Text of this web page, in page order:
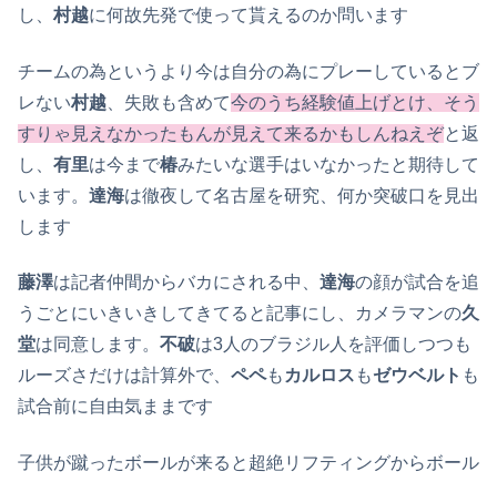
し、 村越に何故先発で使って貰えるのか問います
チームの為というより今は自分の為にプレーしているとブ
レない村越 、失敗も含めて今のうち経験値上げとけ、そう
すりゃ見えなかったもんが見えて来るかもしんねえぞと返
し、 有里は今まで椿みたいな選手はいなかったと期待して
います。 達海は徹夜して名古屋を研究、何か突破口を見出
します
藤澤は記者仲間からバカにされる中、 達海の顔が試合を追
うごとにいきいきしてきてると記事にし、カメラマンの久
堂は同意します。 不破は3人のブラジル人を評価しつつも
ルーズさだけは計算外で、 ペペも カルロス もゼウベルト も
試合前に自由気ままです
子供が蹴ったボールが来ると超絶リフティングからボール